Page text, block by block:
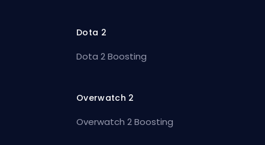
Dota 2
Dota 2 Boosting
Overwatch 2
Overwatch 2 Boosting